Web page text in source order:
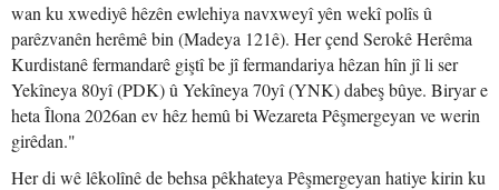
wan ku xwediyê hêzên ewlehiya navxweyî yên wekî polîs û
parêzvanên herêmê bin (Madeya 121ê). Her çend Serokê Herêma
Kurdistanê fermandarê giştî be jî fermandariya hêzan hîn jî li ser
Yekîneya 80yî (PDK) û Yekîneya 70yî (YNK) dabeş bûye. Biryar e
heta Îlona 2026an ev hêz hemû bi Wezareta Pêşmergeyan ve werin
girêdan."
Her di wê lêkolînê de behsa pêkhateya Pêşmergeyan hatiye kirin ku